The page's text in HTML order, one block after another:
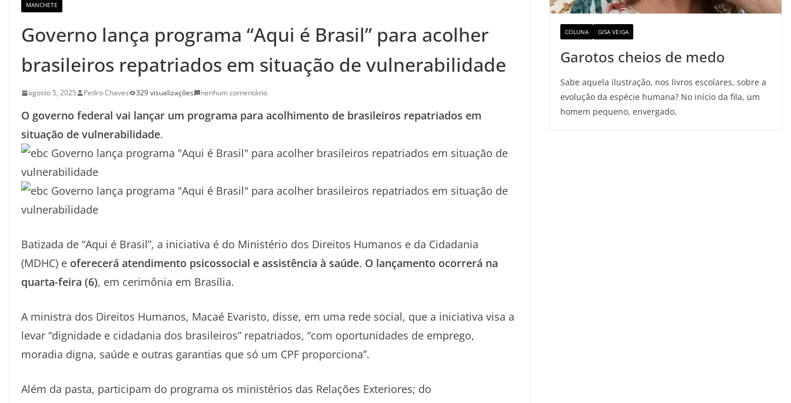
MANCHETE
Governo lança programa “Aqui é Brasil” para acolher
brasileiros repatriados em situação de vulnerabilidade
agosto 5, 2025 Pedro Chaves 329 visualizações nenhum comentário
O governo federal vai lançar um programa para acolhimento de brasileiros repatriados em
situação de vulnerabilidade.
Batizada de “Aqui é Brasil”, a iniciativa é do Ministério dos Direitos Humanos e da Cidadania
(MDHC) e oferecerá atendimento psicossocial e assistência à saúde. O lançamento ocorrerá na
quarta-feira (6), em cerimônia em Brasília.
A ministra dos Direitos Humanos, Macaé Evaristo, disse, em uma rede social, que a iniciativa visa a
levar “dignidade e cidadania dos brasileiros” repatriados, “com oportunidades de emprego,
moradia digna, saúde e outras garantias que só um CPF proporciona”.
Além da pasta, participam do programa os ministérios das Relações Exteriores; do
COLUNA GISA VEIGA
Garotos cheios de medo
Sabe aquela ilustração, nos livros escolares, sobre a
evolução da espécie humana? No início da fila, um
homem pequeno, envergado,